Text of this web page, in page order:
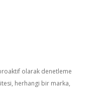
olarak denetleme
herhangi bir marka,